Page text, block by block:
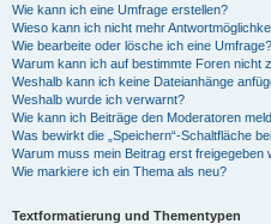
Wie kann ich eine Umfrage erstellen?
Wieso kann ich nicht mehr
Wie bearbeite oder lösche ich eine Umfrage?
Warum kann ich auf bestimmte Foren nicht
Weshalb kann ich keine Dateianhänge
Weshalb wurde ich verwarnt?
Wie kann ich Beiträge den Moderatoren
Was bewirkt die „Speichern“-Schaltfläche
Warum muss mein Beitrag erst freigegeben
Wie markiere ich ein Thema als neu?
Textformatierung und Thementypen